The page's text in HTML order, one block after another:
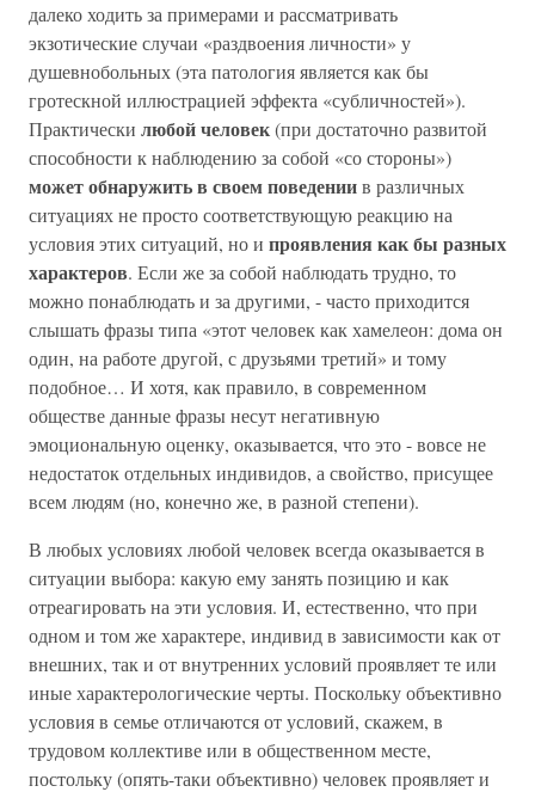
далеко ходить за примерами и рассматривать
экзотические случаи «раздвоения личности» у
душевнобольных (эта патология является как бы
гротескной иллюстрацией эффекта «субличностей»).
Практически любой человек(при достаточно развитой
способности к наблюдению за собой «со стороны»)
может обнаружить в своем поведениив различных
ситуациях не просто соответствующую реакцию на
условия этих ситуаций, но и проявления как бы разных
характеров. Если же за собой наблюдать трудно, то
можно понаблюдать и за другими, - часто приходится
слышать фразы типа «этот человек как хамелеон: дома он
один, на работе другой, с друзьями третий» и тому
подобное… И хотя, как правило, в современном
обществе данные фразы несут негативную
эмоциональную оценку, оказывается, что это - вовсе не
недостаток отдельных индивидов, а свойство, присущее
всем людям (но, конечно же, в разной степени).
В любых условиях любой человек всегда оказывается в
ситуации выбора: какую ему занять позицию и как
отреагировать на эти условия. И, естественно, что при
одном и том же характере, индивид в зависимости как от
внешних, так и от внутренних условий проявляет те или
иные характерологические черты. Поскольку объективно
условия в семье отличаются от условий, скажем, в
трудовом коллективе или в общественном месте,
постольку (опять-таки объективно) человек проявляет и